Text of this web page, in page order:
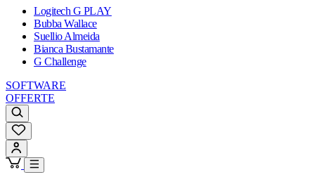
Logitech G PLAY
Bubba Wallace
Suellio Almeida
Bianca Bustamante
G Challenge
SOFTWARE
OFFERTE